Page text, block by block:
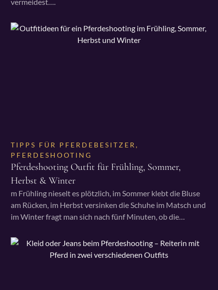
TIPPS FÜR PFERDEBESITZER,
PFERDESHOOTING
Pferdeshooting Outfit für Frühling, Sommer,
Herbst & Winter
m Frühling nieselt es plötzlich, im Sommer klebt die Bluse
am Rücken, im Herbst versinken die Schuhe im Matsch und
im Winter fragt man sich nach fünf Minuten, ob die…